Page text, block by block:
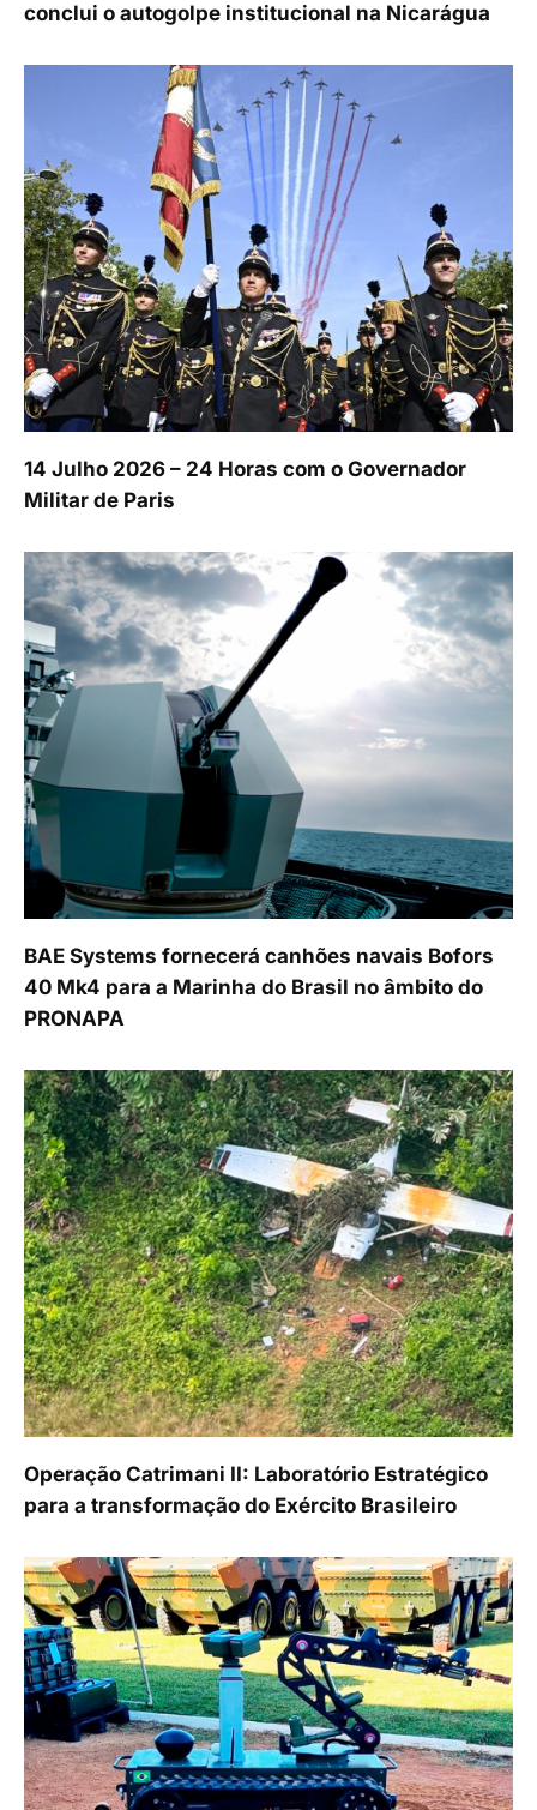
conclui o autogolpe institucional na Nicarágua
14 Julho 2026 – 24 Horas com o Governador
Militar de Paris
BAE Systems fornecerá canhões navais Bofors
40 Mk4 para a Marinha do Brasil no âmbito do
PRONAPA
Operação Catrimani II: Laboratório Estratégico
para a transformação do Exército Brasileiro